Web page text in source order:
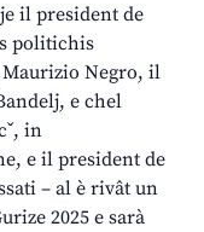
il president de
politichis
Negro, il
e chel
in
e il president de
– al è rivât un
2025 e sarà